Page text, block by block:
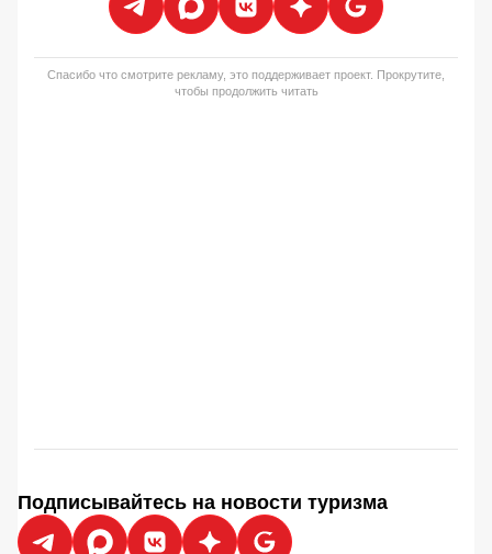
Спасибо что смотрите рекламу, это поддерживает проект. Прокрутите,
чтобы продолжить читать
Подписывайтесь на новости туризма